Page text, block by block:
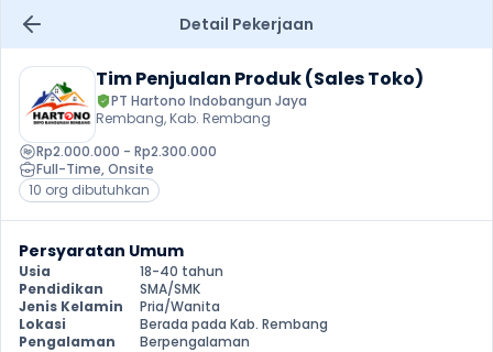
Detail Pekerjaan
Tim Penjualan Produk (Sales Toko)
PT Hartono Indobangun Jaya
Rembang, Kab. Rembang
Rp2.000.000 - Rp2.300.000
Full-Time, Onsite
10 org dibutuhkan
Persyaratan Umum
Usia
18-40 tahun
Pendidikan
SMA/SMK
Jenis Kelamin
Pria/Wanita
Lokasi
Berada pada Kab. Rembang
Pengalaman
Berpengalaman